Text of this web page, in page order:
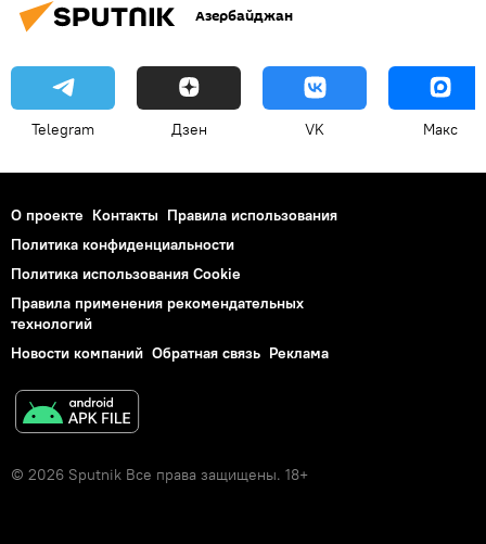
Азербайджан
Telegram Дзен VK Макс
О проекте Контакты Правила использования
Политика конфиденциальности
Политика использования Cookie
Правила применения рекомендательных
технологий
Новости компаний Обратная связь Реклама
© 2026 Sputnik Все права защищены. 18+